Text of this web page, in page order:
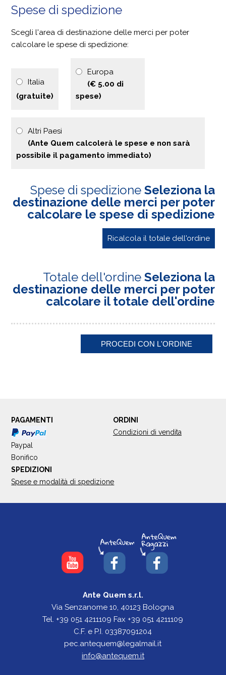
Spese di spedizione
Scegli l'area di destinazione delle merci per poter
calcolare le spese di spedizione:
Italia
(gratuite)
Europa
(€ 5.00 di
spese)
Altri Paesi
(Ante Quem calcolerà le spese e non sarà
possibile il pagamento immediato)
Spese di spedizione Seleziona la
destinazione delle merci per poter
calcolare le spese di spedizione
Ricalcola il totale dell'ordine
Totale dell'ordine Seleziona la
destinazione delle merci per poter
calcolare il totale dell'ordine
PAGAMENTI
Paypal
Bonifico
ORDINI
Condizioni di vendita
SPEDIZIONI
Spese e modalità di spedizione
Ante Quem s.r.l.
Via Senzanome 10, 40123 Bologna
Tel. +39 051 4211109 Fax +39 051 4211109
C.F. e P.I. 03387091204
pec.antequem@legalmail.it
info@antequem.it